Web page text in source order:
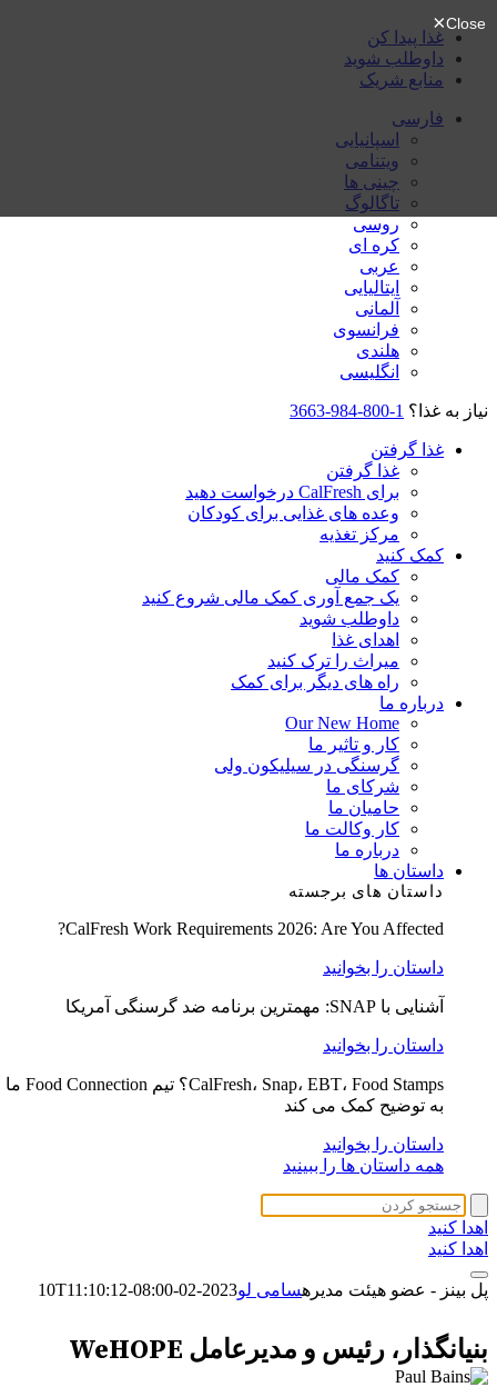
غذا پیدا کن
داوطلب شوید
منابع شریک
فارسی
اسپانیایی
ویتنامی
چینی ها
تاگالوگ
روسی
کره ای
عربی
ایتالیایی
آلمانی
فرانسوی
هلندی
انگلیسی
نیاز به غذا؟ 1-800-984-3663
غذا گرفتن
غذا گرفتن
برای CalFresh درخواست دهید
وعده های غذایی برای کودکان
مرکز تغذیه
کمک کنید
کمک مالی
یک جمع آوری کمک مالی شروع کنید
داوطلب شوید
اهدای غذا
میراث را ترک کنید
راه های دیگر برای کمک
درباره ما
Our New Home
کار و تاثیر ما
گرسنگی در سیلیکون ولی
شرکای ما
حامیان ما
کار وکالت ما
درباره ما
داستان ها
داستان های برجسته
CalFresh Work Requirements 2026: Are You Affected?
داستان را بخوانید
آشنایی با SNAP: مهمترین برنامه ضد گرسنگی آمریکا
داستان را بخوانید
CalFresh، Snap، EBT، Food Stamps؟ تیم Food Connection ما
به توضیح کمک می کند
داستان را بخوانید
همه داستان ها را ببینید
اهدا کنید
اهدا کنید
پل بینز - عضو هیئت مدیرهسامی لو2023-02-10T11:10:12-08:00
بنیانگذار، رئیس و مدیرعامل WeHOPE